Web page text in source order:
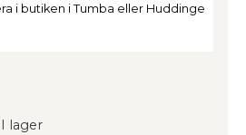
i butiken i Tumba eller Huddinge
I lager